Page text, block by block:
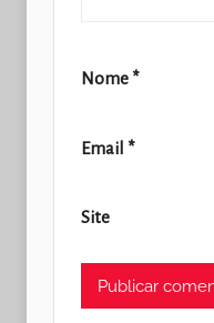
Nome *
Email *
Site